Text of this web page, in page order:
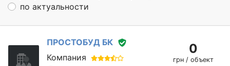
по актуальности
ПРОСТОБУД БК
Компания
0
грн / объект